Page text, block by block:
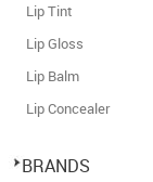
Lip Tint
Lip Gloss
Lip Balm
Lip Concealer
BRANDS